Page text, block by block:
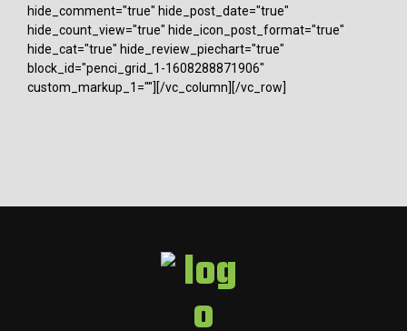
hide_comment="true" hide_post_date="true"
hide_count_view="true" hide_icon_post_format="true"
hide_cat="true" hide_review_piechart="true"
block_id="penci_grid_1-1608288871906"
custom_markup_1=""][/vc_column][/vc_row]